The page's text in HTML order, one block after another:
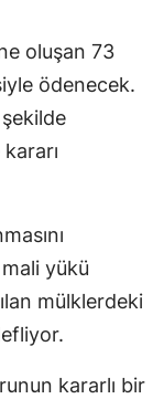
oluşan 73
ödenecek.
yükü
mülklerdeki
kararlı bir